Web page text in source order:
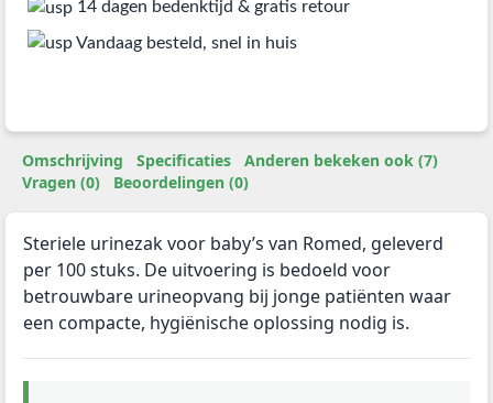
14 dagen bedenktijd & gratis retour
Vandaag besteld, snel in huis
Omschrijving Specificaties
Anderen bekeken ook (7)
Vragen (0)
Beoordelingen (0)
Steriele urinezak voor baby’s van Romed, geleverd
per 100 stuks. De uitvoering is bedoeld voor
betrouwbare urineopvang bij jonge patiënten waar
een compacte, hygiënische oplossing nodig is.